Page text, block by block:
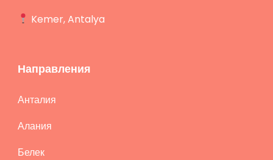
Kemer, Antalya
Направления
Анталия
Алания
Белек